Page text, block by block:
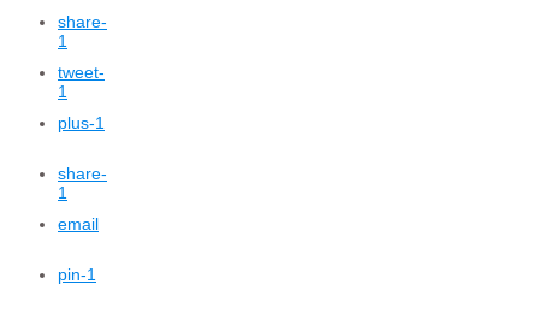
share-
1
tweet-
1
plus-1
share-
1
email
pin-1